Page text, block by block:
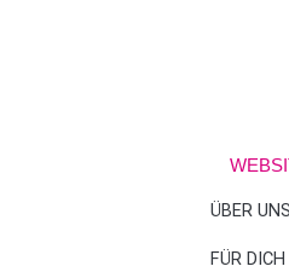
ÜBER UNS
FÜR DICH